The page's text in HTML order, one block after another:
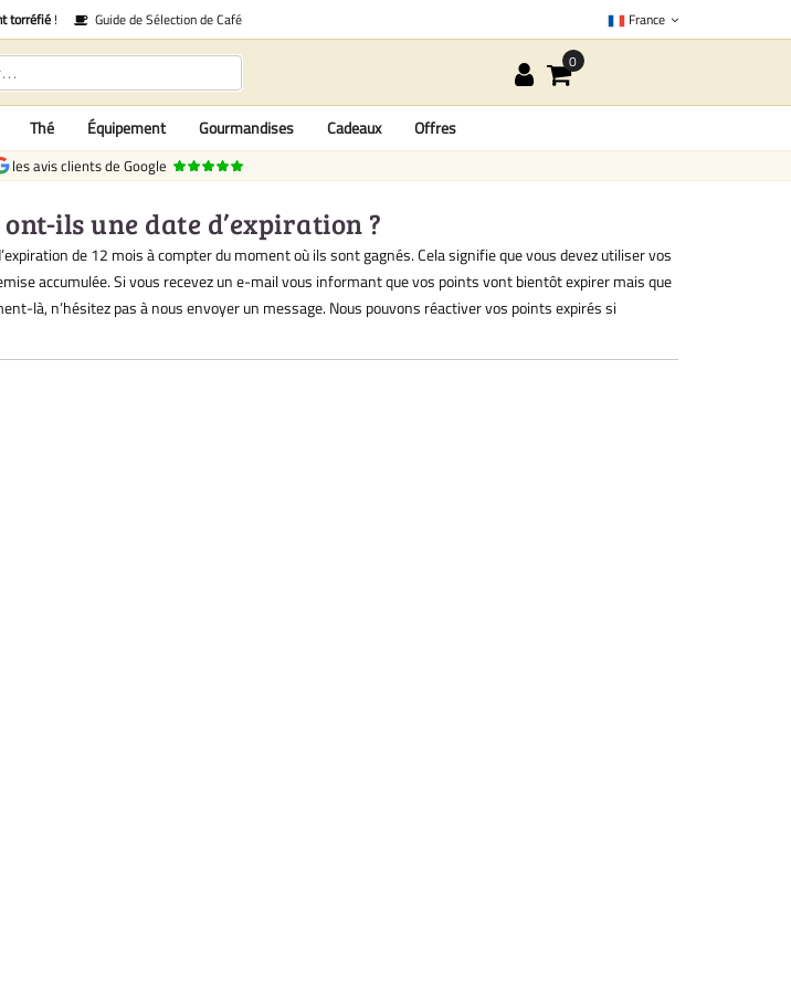
torréfié ! Guide de Sélection de Café France
Thé Équipement Gourmandises Cadeaux Offres
les avis clients de Google
ils une date d’expiration ?
de 12 mois à compter du moment où ils sont gagnés. Cela signifie que vous devez utiliser vos
accumulée. Si vous recevez un e-mail vous informant que vos points vont bientôt expirer mais que
là, n’hésitez pas à nous envoyer un message. Nous pouvons réactiver vos points expirés si